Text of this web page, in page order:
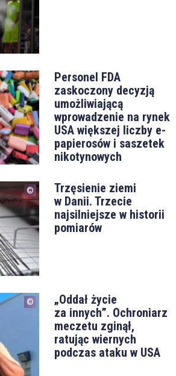
Personel FDA
zaskoczony decyzją
umożliwiającą
wprowadzenie na rynek
USA większej liczby e-
papierosów i saszetek
nikotynowych
Trzęsienie ziemi
w Danii. Trzecie
najsilniejsze w historii
pomiarów
„Oddał życie
za innych”. Ochroniarz
meczetu zginął,
ratując wiernych
podczas ataku w USA